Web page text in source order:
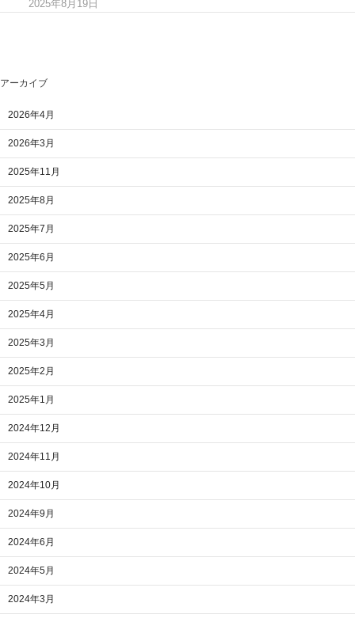
2025年8月19日
アーカイブ
2026年4月
2026年3月
2025年11月
2025年8月
2025年7月
2025年6月
2025年5月
2025年4月
2025年3月
2025年2月
2025年1月
2024年12月
2024年11月
2024年10月
2024年9月
2024年6月
2024年5月
2024年3月